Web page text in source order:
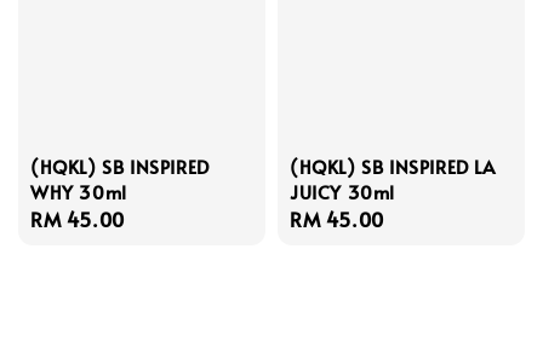
(HQKL) SB INSPIRED
WHY 30ml
Regular
RM 45.00
(HQKL) SB INSPIRED LA
JUICY 30ml
Regular
RM 45.00